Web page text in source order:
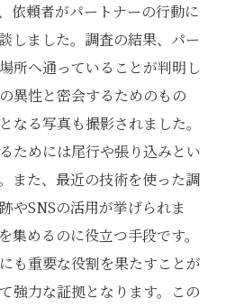
依頼者がパートナーの行動に
しました。調査の結果、パー
所へ通っていることが判明し
異性と密会するためのもの
なる写真も撮影されました。
ためには尾行や張り込みとい
また、最近の技術を使った調
やSNSの活用が挙げられま
集めるのに役立つ手段です。
も重要な役割を果たすことが
強力な証拠となります。この